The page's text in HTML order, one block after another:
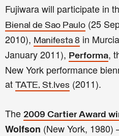
Fujiwara will participate in
Bienal de Sao Paulo (25
2010), Manifesta 8 in
January 2011), Performa,
New York performance
at TATE, St.Ives (2011).
The 2009 Cartier Award
Wolfson (New York, 1980)